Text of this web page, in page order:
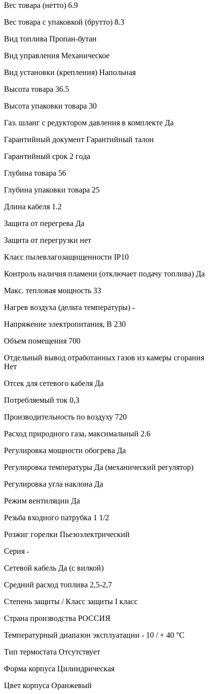
Вес товара (нетто) 6.9
Вес товара с упаковкой (брутто) 8.3
Вид топлива Пропан-бутан
Вид управления Механическое
Вид установки (крепления) Напольная
Высота товара 36.5
Высота упаковки товара 30
Газ. шланг с редуктором давления в комплекте Да
Гарантийный документ Гарантийный талон
Гарантийный срок 2 года
Глубина товара 56
Глубина упаковки товара 25
Длина кабеля 1.2
Защита от перегрева Да
Защита от перегрузки нет
Класс пылевлагозащищенности IP10
Контроль наличия пламени (отключает подачу топлива) Да
Макс. тепловая мощность 33
Нагрев воздуха (дельта температуры) -
Напряжение электропитания, В 230
Объем помещения 700
Отдельный вывод отработанных газов из камеры сгорания
Нет
Отсек для сетевого кабеля Да
Потребляемый ток 0,3
Производительность по воздуху 720
Расход природного газа, максимальный 2.6
Регулировка мощности обогрева Да
Регулировка температуры Да (механический регулятор)
Регулировка угла наклона Да
Режим вентиляции Да
Резьба входного патрубка 1 1/2
Розжиг горелки Пьезоэлектрический
Серия -
Сетевой кабель Да (с вилкой)
Средний расход топлива 2,5-2,7
Степень защиты / Класс защиты I класс
Страна производства РОССИЯ
Температурный диапазон эксплуатации - 10 / + 40 °С
Тип термостата Отсутствует
Форма корпуса Цилиндрическая
Цвет корпуса Оранжевый